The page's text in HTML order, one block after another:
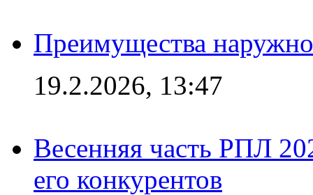
Преимущества
19.2.2026, 13:47
Весенняя часть РПЛ
его конкурентов